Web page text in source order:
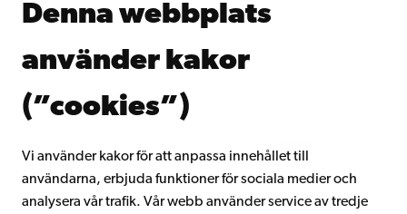
Denna webbplats
använder kakor
(”cookies”)
Vi använder kakor för att anpassa innehållet till
användarna, erbjuda funktioner för sociala medier och
analysera vår trafik. Vår webb använder service av tredje
Kontinuerligt lärande
Gå med i Åbo Akademis alumnnätverk
Intranätet
Facebook InstagramYouTube LinkedIn Blog Snapchat